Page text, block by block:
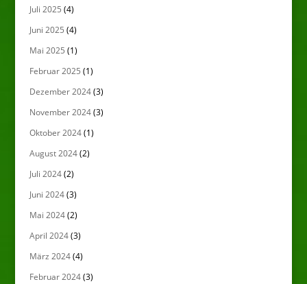
Juli 2025 (4)
Juni 2025 (4)
Mai 2025 (1)
Februar 2025 (1)
Dezember 2024(3)
November 2024(3)
Oktober 2024(1)
August 2024(2)
Juli 2024(2)
Juni 2024(3)
Mai 2024(2)
April 2024(3)
März 2024(4)
Februar 2024(3)